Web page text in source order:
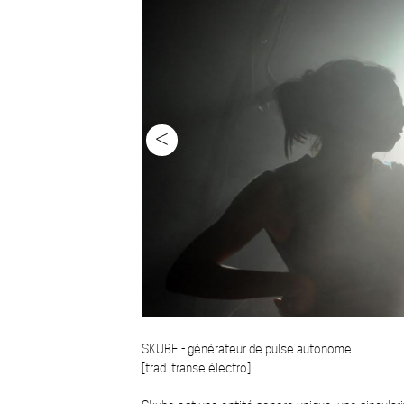
<
SKUBE - générateur de pulse autonome
[trad. transe électro]